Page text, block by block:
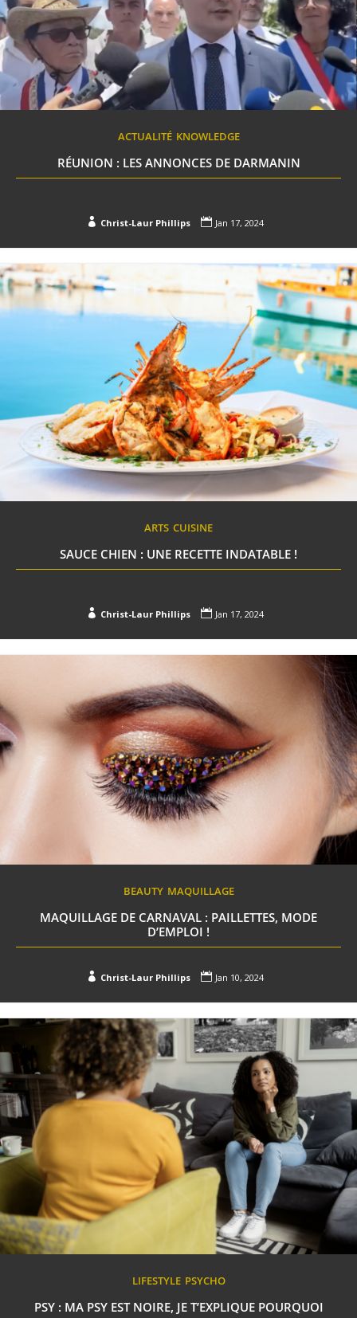
ACTUALITÉ KNOWLEDGE
RÉUNION : LES ANNONCES DE DARMANIN
 Christ-Laur Phillips  Jan 17, 2024
ARTS CUISINE
SAUCE CHIEN : UNE RECETTE INDATABLE !
 Christ-Laur Phillips  Jan 17, 2024
BEAUTY MAQUILLAGE
MAQUILLAGE DE CARNAVAL : PAILLETTES, MODE
D’EMPLOI !
 Christ-Laur Phillips  Jan 10, 2024
LIFESTYLE PSYCHO
PSY : MA PSY EST NOIRE, JE T’EXPLIQUE POURQUOI